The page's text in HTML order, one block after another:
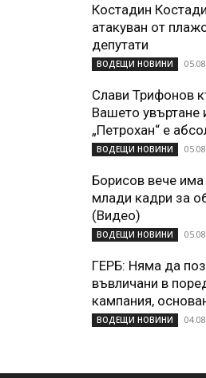
Костадин
атакуван от
депутати
ВОДЕЩИ НОВИНИ
Слави Трифонов
Вашето увъртане
„Петрохан“ е
ВОДЕЩИ НОВИНИ
Борисов вече
млади кадри за
(Видео)
ВОДЕЩИ НОВИНИ
ГЕРБ: Няма да
въвличани в
кампания,
ВОДЕЩИ НОВИНИ